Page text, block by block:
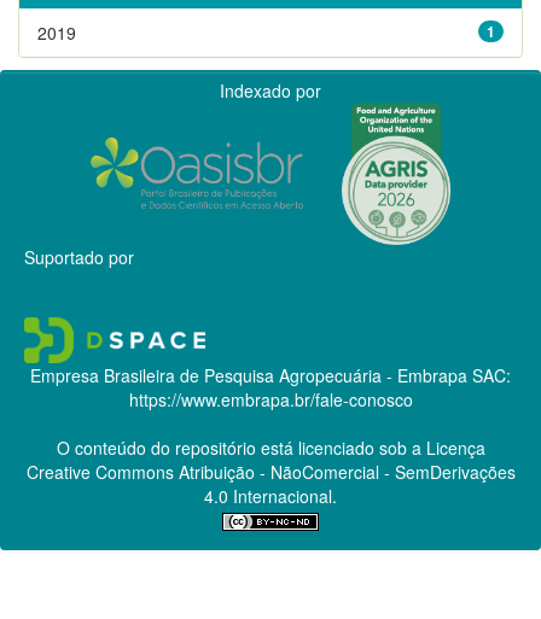
1
2019
Indexado por
Suportado por
Empresa Brasileira de Pesquisa Agropecuária - Embrapa SAC:
https://www.embrapa.br/fale-conosco
O conteúdo do repositório está licenciado sob a Licença
Creative CommonsAtribuição - NãoComercial - SemDerivações
4.0 Internacional.